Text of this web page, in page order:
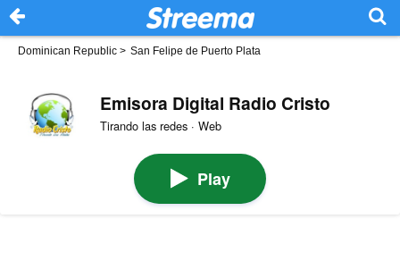
Dominican Republic > San Felipe de Puerto Plata
Emisora Digital Radio Cristo
Tirando las redes · Web
Play